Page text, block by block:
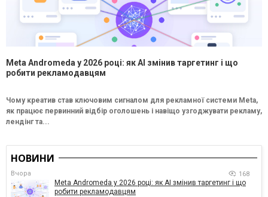
Meta Andromeda у 2026 році: як AI змінив таргетинг і що
робити рекламодавцям
Чому креатив став ключовим сигналом для рекламної системи Meta,
як працює первинний відбір оголошень і навіщо узгоджувати рекламу,
лендінг та...
НОВИНИ
Вчора 168
Meta Andromeda у 2026 році: як AI змінив таргетинг і що
робити рекламодавцям